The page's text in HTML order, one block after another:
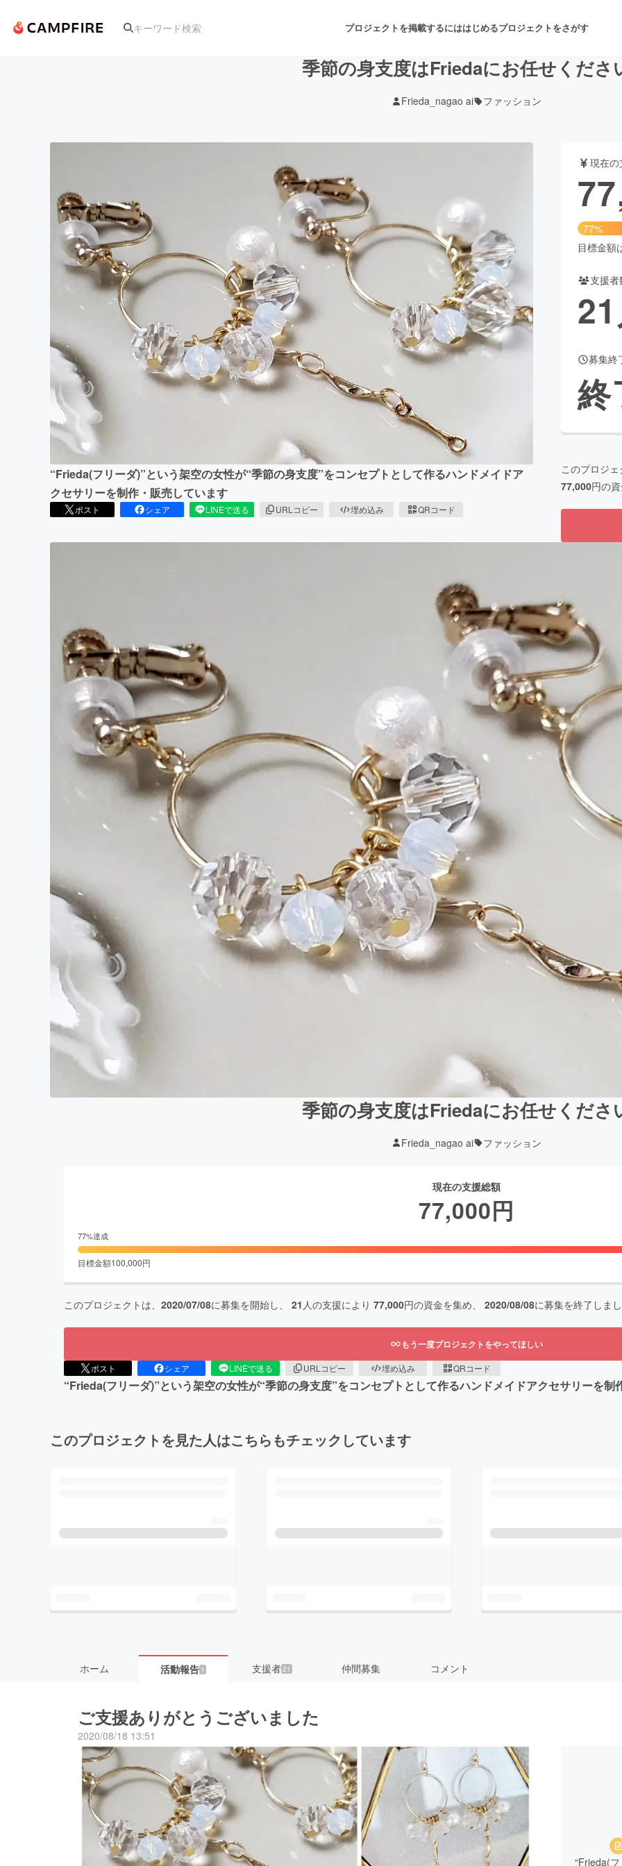
プロジェクトを掲載するにははじめるプロジェクトをさがす
舞台・パフォーマンス
テクノロジー・ガジェット ゲーム・サービス開発
映像・映画 書籍・雑誌出版 アニメ・漫画
ビジネス・起業 チャレンジ ビューティー・ヘルスケ
まちづくり・地域活性化
CAMPFIRE for Social Good
CAMPFIREふるさと納税
季節の身支度はFriedaにお任せくださ
Frieda_nagao ai ファッション
“Frieda(フリーダ)”という架空の女性が“季節の身支度”をコンセプトとして作るハンドメイドア
クセサリーを制作・販売しています
ポスト シェア LINEで送る URLコピー 埋め込み QRコード
現在
77%
目標金額
支援者
21
募集終
終
このプロジ
77,000円の
季節の身支度はFriedaにお任せくださ
Frieda_nagao ai ファッション
現在の支援総額
77,000円
77%達成
目標金額100,000円
このプロジェクトは、 2020/07/08に募集を開始し、 21 人の支援により 77,000円の資金を集め、 2020/08/08に募集を終了しま
もう一度プロジェクトをやってほしい
ポスト シェア LINEで送る URLコピー 埋め込み QRコード
“Frieda(フリーダ)”という架空の女性が“季節の身支度”をコンセプトとして作るハンドメイドアクセサリーを制
このプロジェクトを見た人はこちらもチェックしています
ホーム 活動報告 1 支援者 21 仲間募集 コメント
ご支援ありがとうございました
2020/08/18 13:51
“Frieda(